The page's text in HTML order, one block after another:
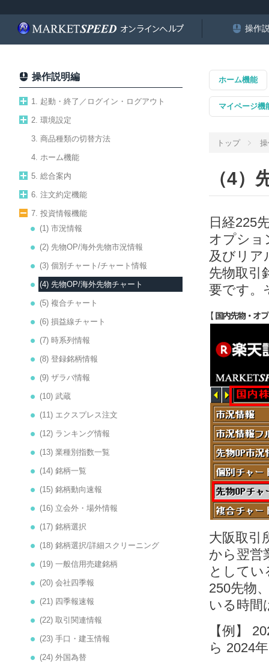
操作
ホーム機能
マイページ機
トップ
（4）
日経225
オプショ
及びリア
先物取引
要です。
大阪取引
から翌営
としてい
250先物
いる時間
【例】
ら 2024
操作説明編
1. 起動・終了／ログイン・ログアウト
2. 環境設定
3. 商品種類の切替方法
4. ホーム機能
5. 総合案内
6. 注文約定機能
7. 投資情報機能
(1) 市況情報
(2) 先物OP/海外先物市況情報
(3) 個別チャート/チャート情報
(4) 先物OP/海外先物チャート
(5) 複合チャート
(6) 損益線チャート
(7) 時系列情報
(8) 登録銘柄情報
(9) ザラバ情報
(10) 武蔵
(11) エクスプレス注文
(12) ランキング情報
(13) 業種別指数一覧
(14) 銘柄一覧
(15) 銘柄動向速報
(16) 立会外・場外情報
(17) 銘柄選択
(18) 銘柄選択/詳細スクリーニング
(19) 一般信用売建銘柄
(20) 会社四季報
(21) 四季報速報
(22) 取引関連情報
(23) 手口・建玉情報
(24) 外国為替